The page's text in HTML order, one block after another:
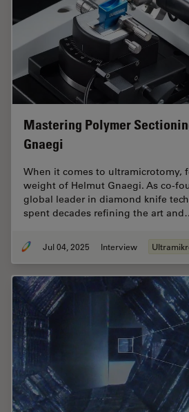
Mastering Polymer
Gnaegi
When it comes to ultramicrotomy,
weight of Helmut Gnaegi. As co-
global leader in diamond knife
spent decades refining the art
Jul 04, 2025 Interview